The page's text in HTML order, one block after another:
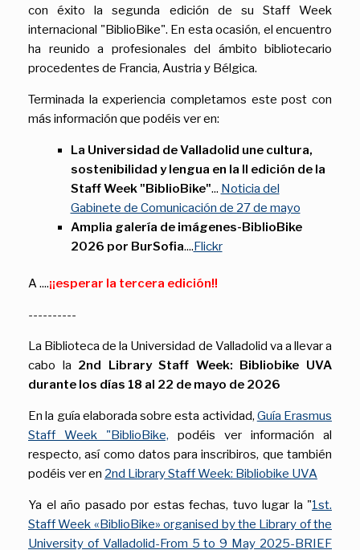
con éxito la segunda edición de su Staff Week
internacional "BiblioBike". En esta ocasión, el encuentro
ha reunido a profesionales del ámbito bibliotecario
procedentes de Francia, Austria y Bélgica.
Terminada la experiencia completamos este post con
más información que podéis ver en:
La Universidad de Valladolid une cultura,
sostenibilidad y lengua en la II edición de la
Staff Week "BiblioBike"... Noticia del
Gabinete de Comunicación de 27 de mayo
Amplia galería de imágenes-BiblioBike
2026 por BurSofia....Flickr
A ....¡¡esperar la tercera edición!!
----------
La Biblioteca de la Universidad de Valladolid va a llevar a
cabo la 2nd Library Staff Week: Bibliobike UVA
durante los días 18 al 22 de mayo de 2026
En la guía elaborada sobre esta actividad, Guía Erasmus
Staff Week "BiblioBike, podéis ver información al
respecto, así como datos para inscribiros, que también
podéis ver en 2nd Library Staff Week: Bibliobike UVA
Ya el año pasado por estas fechas, tuvo lugar la "1st.
Staff Week «BiblioBike» organised by the Library of the
University of Valladolid-From 5 to 9 May 2025-BRIEF